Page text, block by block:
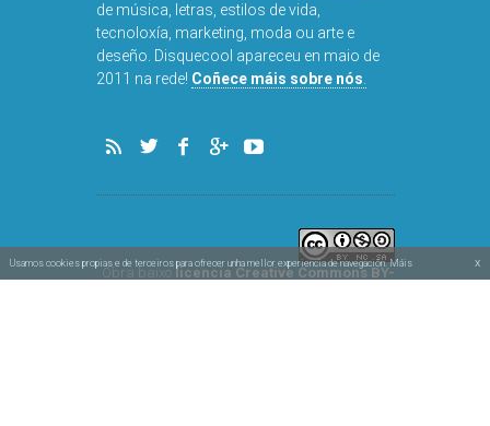
de música, letras, estilos de vida,
tecnoloxía, marketing, moda ou arte e
deseño. Disquecool apareceu en maio de
2011 na rede! Coñece máis sobre nós.
Obra baixo licencia Creative Commons BY-
Usamos cookies propias e de terceiros para ofrecer unha mellor experiencia de navegación. Máis x